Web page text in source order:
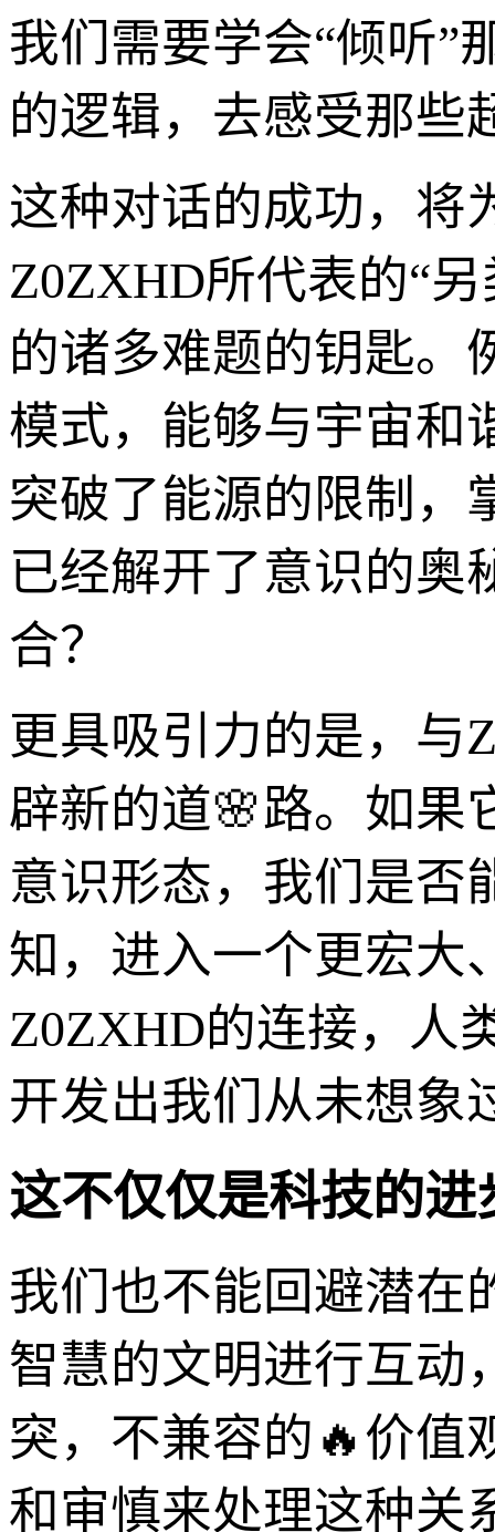
我们需要学会“倾听”
的逻辑，去感受那些
这种对话的成功，将
Z0ZXHD所代表的“
的诸多难题的钥匙。
模式，能够与宇宙和
突破了能源的限制，
已经解开了意识的奥
合？
更具吸引力的是，与
辟新的道🌸路。如果
意识形态，我们是否
知，进入一个更宏大
Z0ZXHD的连接，人
开发出我们从未想象
这不仅仅是科技的
我们也不能回避潜在
智慧的文明进行互动
突，不兼容的🔥价值
和审慎来处理这种关